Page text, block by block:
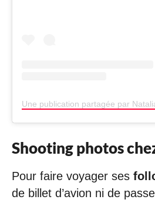
Shooting photos
Pour faire voyager ses
de billet d’avion ni de